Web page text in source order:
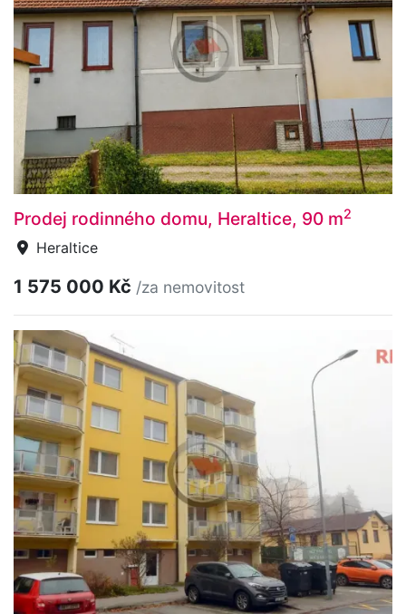
Prodej rodinného domu, Heraltice, 90 m2
Heraltice
1 575 000 Kč /za nemovitost